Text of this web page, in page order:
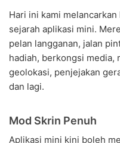
Hari ini kami melancarkan
sejarah aplikasi mini.
pelan langganan, jalan
hadiah, berkongsi media,
geolokasi, penjejakan
dan lagi.
Mod Skrin Penuh
Aplikasi mini kini boleh